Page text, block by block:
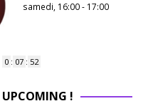
samedi, 16:00 - 17:00
0 : 07 : 50
UPCOMING !